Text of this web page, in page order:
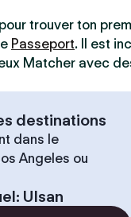
trouver ton
Passeport. Il est
Matcher avec
destinations
dans le
Angeles ou
: Ulsan